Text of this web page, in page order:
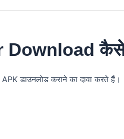
Download
डाउनलोड कराने का दावा करते हैं।